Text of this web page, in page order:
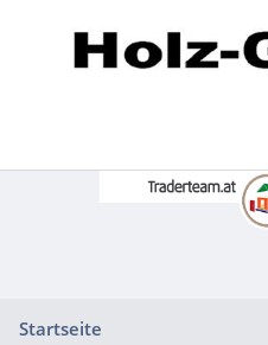
Startseite